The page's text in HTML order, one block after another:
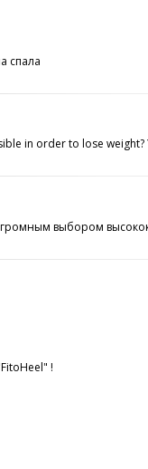
спала
in order to lose
выбором
!